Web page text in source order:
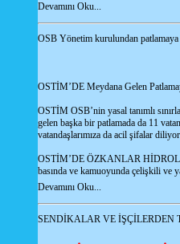
Devamını Oku...
OSB Yönetim kurulundan patlamaya
OSTİM’DE Meydana Gelen
OSTİM OSB’nin yasal tanımlı
gelen başka bir patlamada da 11
vatandaşlarımıza da acil şifalar
OSTİM’DE ÖZKANLAR
basında ve kamuoyunda çelişkili ve
Devamını Oku...
SENDİKALAR VE İŞÇİLERDEN